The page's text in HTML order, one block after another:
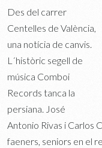
Des del carrer
Centelles de València,
una notícia de canvis.
L´històric segell de
música Comboi
Records tanca la
persiana. José
Antonio Rivas i Carlos
faeners, seniors en el